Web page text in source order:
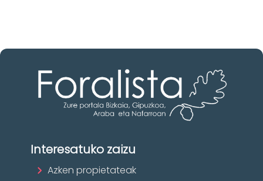
Interesatuko zaizu
Azken propietateak